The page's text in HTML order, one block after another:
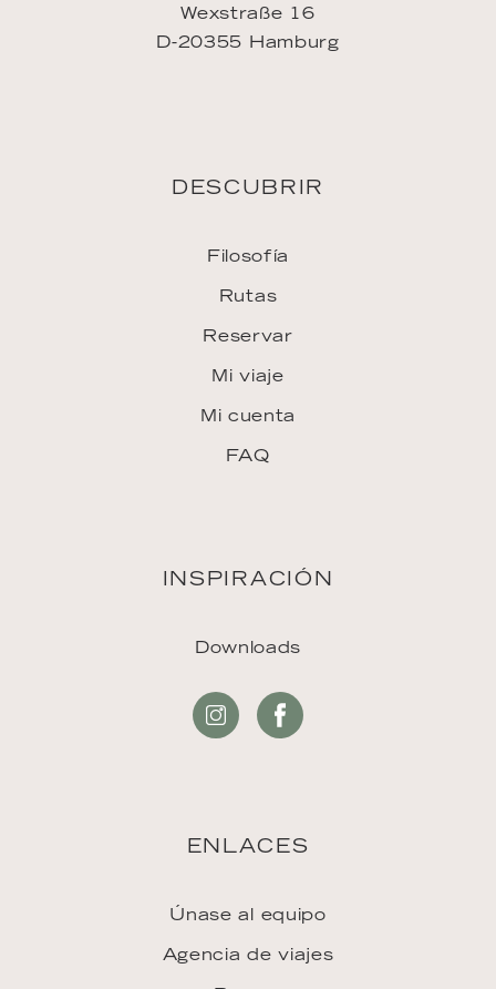
Wexstraße 16
D-20355 Hamburg
DESCUBRIR
Filosofía
Rutas
Reservar
Mi viaje
Mi cuenta
FAQ
INSPIRACIÓN
Downloads
ENLACES
Únase al equipo
Agencia de viajes